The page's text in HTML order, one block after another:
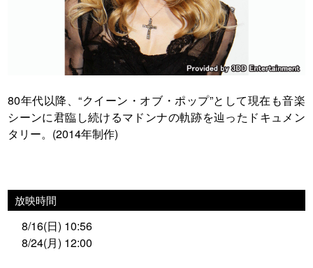
80年代以降、“クイーン・オブ・ポップ”として現在も音楽
シーンに君臨し続けるマドンナの軌跡を辿ったドキュメン
タリー。(2014年制作)
放映時間
8/16(日) 10:56
8/24(月) 12:00